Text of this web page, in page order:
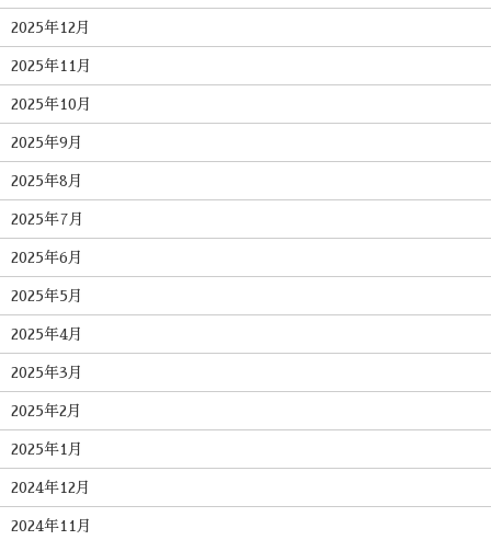
2025年12月
2025年11月
2025年10月
2025年9月
2025年8月
2025年7月
2025年6月
2025年5月
2025年4月
2025年3月
2025年2月
2025年1月
2024年12月
2024年11月